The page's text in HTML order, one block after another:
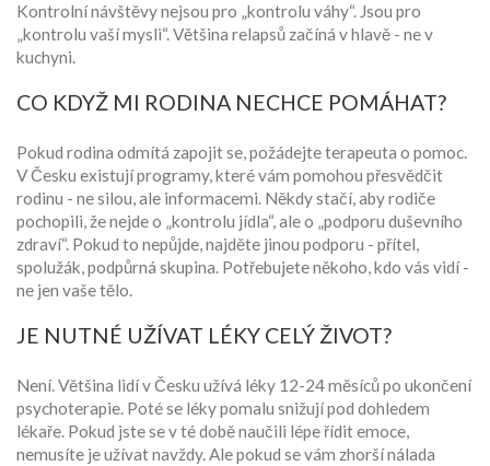
Kontrolní návštěvy nejsou pro „kontrolu váhy“. Jsou pro
„kontrolu vaší mysli“. Většina relapsů začíná v hlavě - ne v
kuchyni.
CO KDYŽ MI RODINA NECHCE POMÁHAT?
Pokud rodina odmítá zapojit se, požádejte terapeuta o pomoc.
V Česku existují programy, které vám pomohou přesvědčit
rodinu - ne silou, ale informacemi. Někdy stačí, aby rodiče
pochopili, že nejde o „kontrolu jídla“, ale o „podporu duševního
zdraví“. Pokud to nepůjde, najděte jinou podporu - přítel,
spolužák, podpůrná skupina. Potřebujete někoho, kdo vás vidí -
ne jen vaše tělo.
JE NUTNÉ UŽÍVAT LÉKY CELÝ ŽIVOT?
Není. Většina lidí v Česku užívá léky 12-24 měsíců po ukončení
psychoterapie. Poté se léky pomalu snižují pod dohledem
lékaře. Pokud jste se v té době naučili lépe řídit emoce,
nemusíte je užívat navždy. Ale pokud se vám zhorší nálada